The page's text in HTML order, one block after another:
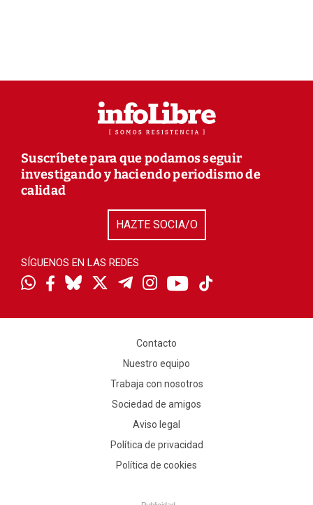
Suscríbete para que podamos seguir
investigando y haciendo periodismo de
calidad
HAZTE SOCIA/O
SÍGUENOS EN LAS REDES
Contacto
Nuestro equipo
Trabaja con nosotros
Sociedad de amigos
Aviso legal
Política de privacidad
Política de cookies